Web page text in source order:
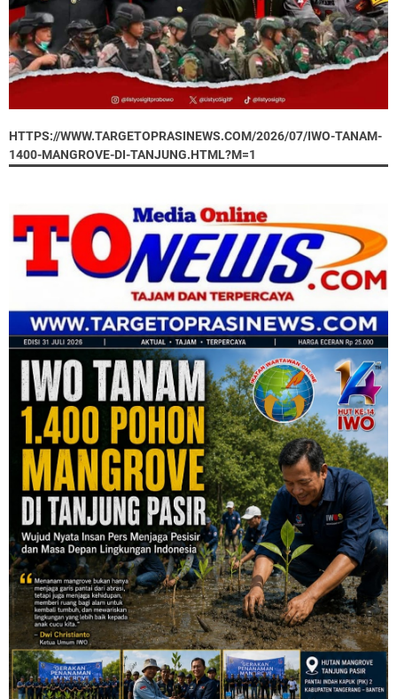
HTTPS://WWW.TARGETOPRASINEWS.COM/2026/07/IWO-TANAM-
1400-MANGROVE-DI-TANJUNG.HTML?M=1